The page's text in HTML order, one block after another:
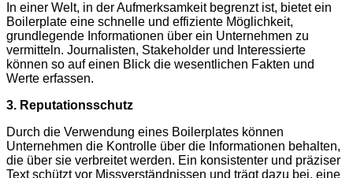
In einer Welt, in der Aufmerksamkeit begrenzt ist, bietet ein
Boilerplate eine schnelle und effiziente Möglichkeit,
grundlegende Informationen über ein Unternehmen zu
vermitteln. Journalisten, Stakeholder und Interessierte
können so auf einen Blick die wesentlichen Fakten und
Werte erfassen.
3. Reputationsschutz
Durch die Verwendung eines Boilerplates können
Unternehmen die Kontrolle über die Informationen behalten,
die über sie verbreitet werden. Ein konsistenter und präziser
Text schützt vor Missverständnissen und trägt dazu bei, eine